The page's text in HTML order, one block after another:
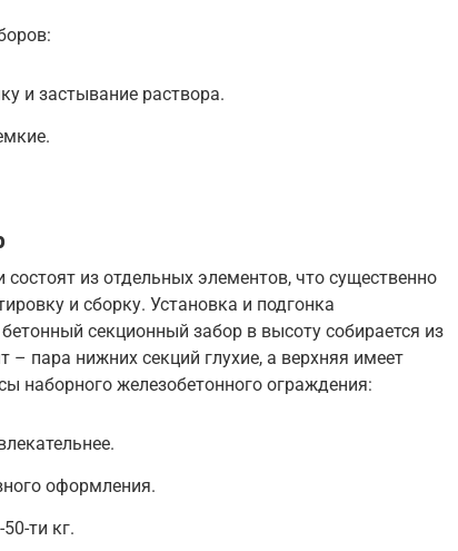
и застывание раствора.
из отдельных элементов, что существенно
и сборку. Установка и подгонка
секционный забор в высоту собирается из
– пара нижних секций глухие, а верхняя имеет
наборного железобетонного ограждения:
оформления.
ти кг.